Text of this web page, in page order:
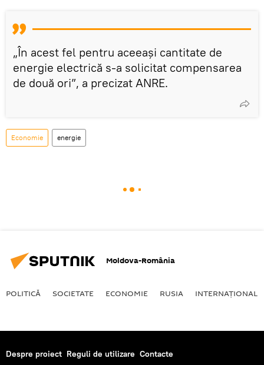
„În acest fel pentru aceeași cantitate de
energie electrică s-a solicitat compensarea
de două ori”, a precizat ANRE.
Economie energie
Moldova-România
POLITICĂ SOCIETATE ECONOMIE RUSIA INTERNAŢIONAL
Despre proiect Reguli de utilizare Contacte